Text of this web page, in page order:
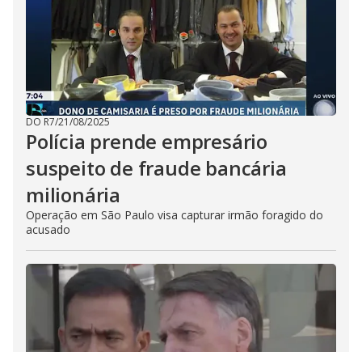
DO R7/21/08/2025
Polícia prende empresário
suspeito de fraude bancária
milionária
Operação em São Paulo visa capturar irmão foragido do
acusado